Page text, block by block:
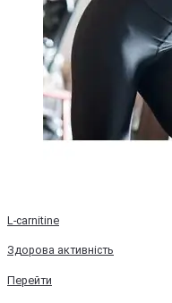
L-carnitine
Здорова активність
Перейти